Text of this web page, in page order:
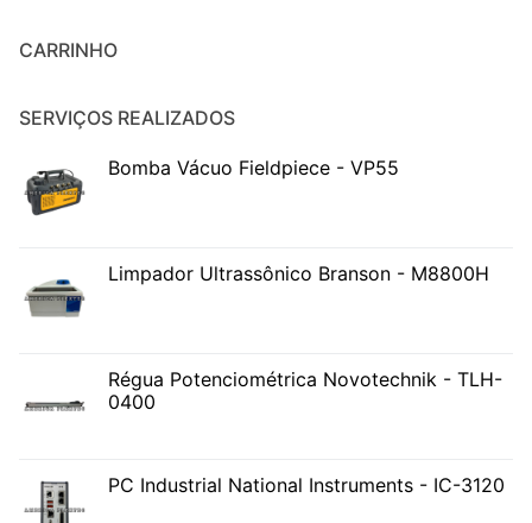
CARRINHO
SERVIÇOS REALIZADOS
Bomba Vácuo Fieldpiece - VP55
Limpador Ultrassônico Branson - M8800H
Régua Potenciométrica Novotechnik - TLH-
0400
PC Industrial National Instruments - IC-3120